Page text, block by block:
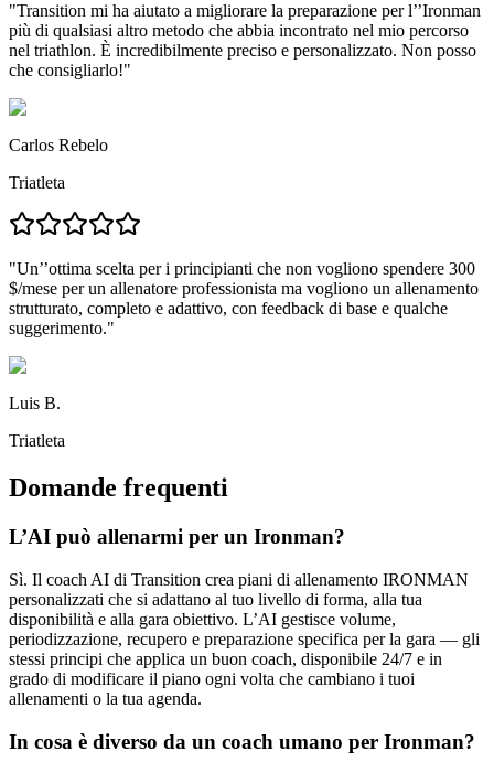
"Transition mi ha aiutato a migliorare la preparazione per l’’Ironman
più di qualsiasi altro metodo che abbia incontrato nel mio percorso
nel triathlon. È incredibilmente preciso e personalizzato. Non posso
che consigliarlo!"
Carlos Rebelo
Triatleta
"Un’’ottima scelta per i principianti che non vogliono spendere 300
$/mese per un allenatore professionista ma vogliono un allenamento
strutturato, completo e adattivo, con feedback di base e qualche
suggerimento."
Luis B.
Triatleta
Domande frequenti
L’AI può allenarmi per un Ironman?
Sì. Il coach AI di Transition crea piani di allenamento IRONMAN
personalizzati che si adattano al tuo livello di forma, alla tua
disponibilità e alla gara obiettivo. L’AI gestisce volume,
periodizzazione, recupero e preparazione specifica per la gara — gli
stessi principi che applica un buon coach, disponibile 24/7 e in
grado di modificare il piano ogni volta che cambiano i tuoi
allenamenti o la tua agenda.
In cosa è diverso da un coach umano per Ironman?